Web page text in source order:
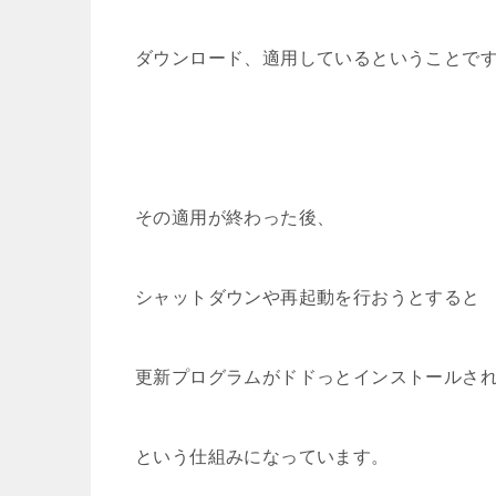
ダウンロード、適用しているということです
その適用が終わった後、
シャットダウンや再起動を行おうとすると
更新プログラムがドドっとインストールさ
という仕組みになっています。